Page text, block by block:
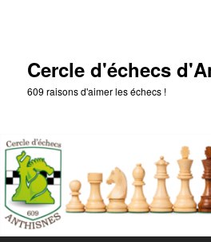
Cercle d'échecs
609 raisons d'aimer les échecs !